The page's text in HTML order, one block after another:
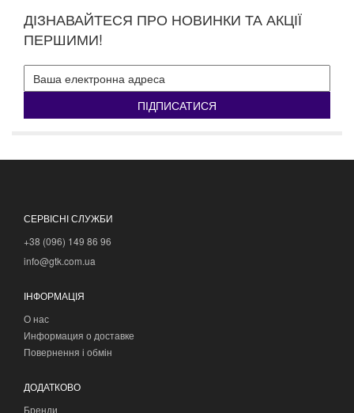
ДІЗНАВАЙТЕСЯ ПРО НОВИНКИ ТА АКЦІЇ
ПЕРШИМИ!
ПІДПИСАТИСЯ
СЕРВІСНІ СЛУЖБИ
+38 (096) 149 86 96
info@gtk.com.ua
ІНФОРМАЦІЯ
О нас
Информация о доставке
Повернення і обмін
ДОДАТКОВО
Бренди